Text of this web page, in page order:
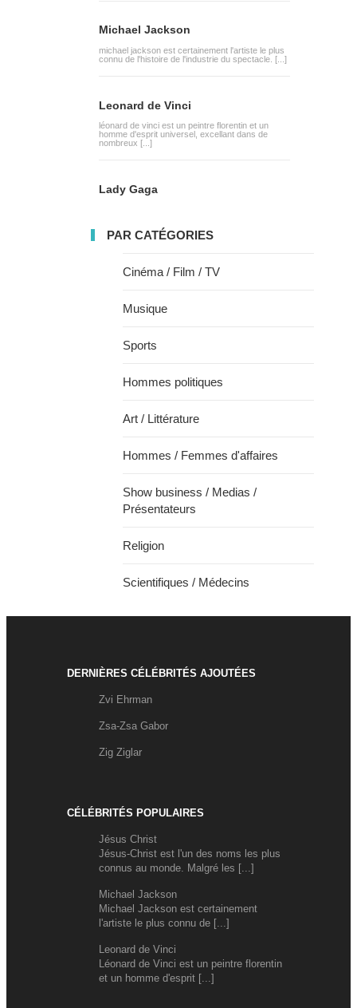
Michael Jackson
michael jackson est certainement l'artiste le plus
connu de l'histoire de l'industrie du spectacle. [...]
Leonard de Vinci
léonard de vinci est un peintre florentin et un
homme d'esprit universel, excellant dans de
nombreux [...]
Lady Gaga
PAR CATÉGORIES
Cinéma / Film / TV
Musique
Sports
Hommes politiques
Art / Littérature
Hommes / Femmes d'affaires
Show business / Medias /
Présentateurs
Religion
Scientifiques / Médecins
DERNIÈRES CÉLÉBRITÉS AJOUTÉES
Zvi Ehrman
Zsa-Zsa Gabor
Zig Ziglar
CÉLÉBRITÉS POPULAIRES
Jésus Christ
Jésus-Christ est l'un des noms les plus
connus au monde. Malgré les [...]
Michael Jackson
Michael Jackson est certainement
l'artiste le plus connu de [...]
Leonard de Vinci
Léonard de Vinci est un peintre florentin
et un homme d'esprit [...]